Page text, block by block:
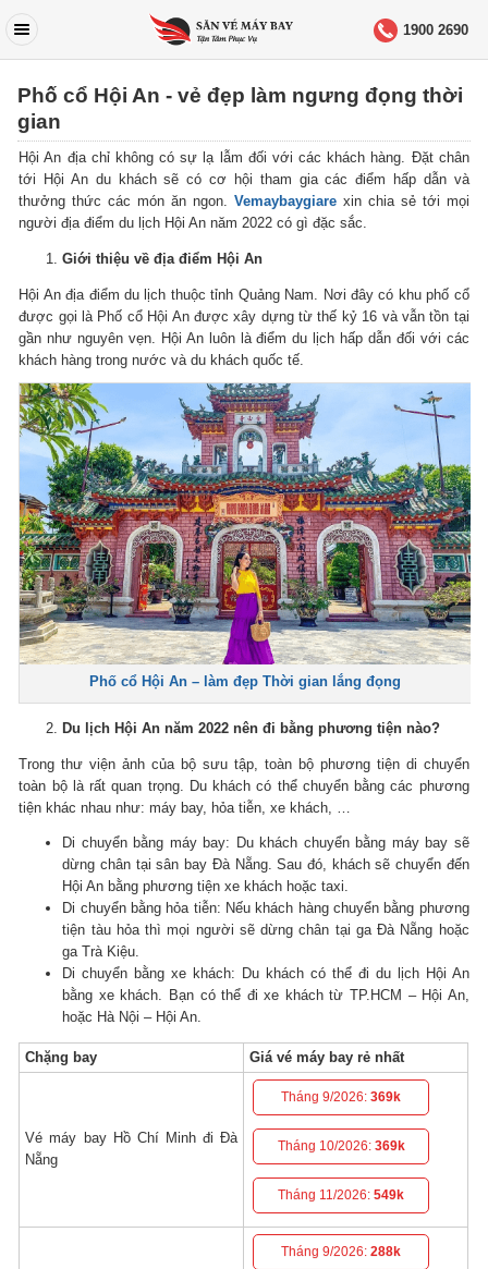
1900 2690
Phố cổ Hội An - vẻ đẹp làm ngưng đọng thời
gian
Hội An địa chỉ không có sự lạ lẫm đối với các khách hàng. Đặt chân
tới Hội An du khách sẽ có cơ hội tham gia các điểm hấp dẫn và
thưởng thức các món ăn ngon. Vemaybaygiarexin chia sẻ tới mọi
người địa điểm du lịch Hội An năm 2022 có gì đặc sắc.
Giới thiệu về địa điểm Hội An
Hội An địa điểm du lịch thuộc tỉnh Quảng Nam. Nơi đây có khu phố cổ
được gọi là Phố cổ Hội An được xây dựng từ thế kỷ 16 và vẫn tồn tại
gần như nguyên vẹn. Hội An luôn là điểm du lịch hấp dẫn đối với các
khách hàng trong nước và du khách quốc tế.
Phố cổ Hội An – làm đẹp Thời gian lắng đọng
Du lịch Hội An năm 2022 nên đi bằng phương tiện nào?
Trong thư viện ảnh của bộ sưu tập, toàn bộ phương tiện di chuyển
toàn bộ là rất quan trọng. Du khách có thể chuyển bằng các phương
tiện khác nhau như: máy bay, hỏa tiễn, xe khách, …
Di chuyển bằng máy bay: Du khách chuyển bằng máy bay sẽ
dừng chân tại sân bay Đà Nẵng.Sau đó, khách sẽ chuyển đến
Hội An bằng phương tiện xe khách hoặc taxi.
Di chuyển bằng hỏa tiễn: Nếu khách hàng chuyển bằng phương
tiện tàu hỏa thì mọi người sẽ dừng chân tại ga Đà Nẵng hoặc
ga Trà Kiệu.
Di chuyển bằng xe khách: Du khách có thể đi du lịch Hội An
bằng xe khách. Bạn có thể đi xe khách từ TP.HCM – Hội An,
hoặc Hà Nội – Hội An.
Chặng bay Giá vé máy bay rẻ nhất
Vé máy bay Hồ Chí Minh đi Đà
Nẵng
Tháng 9/2026:369k
Tháng 10/2026: 369k
Tháng 11/2026:549k
Tháng 9/2026:288k